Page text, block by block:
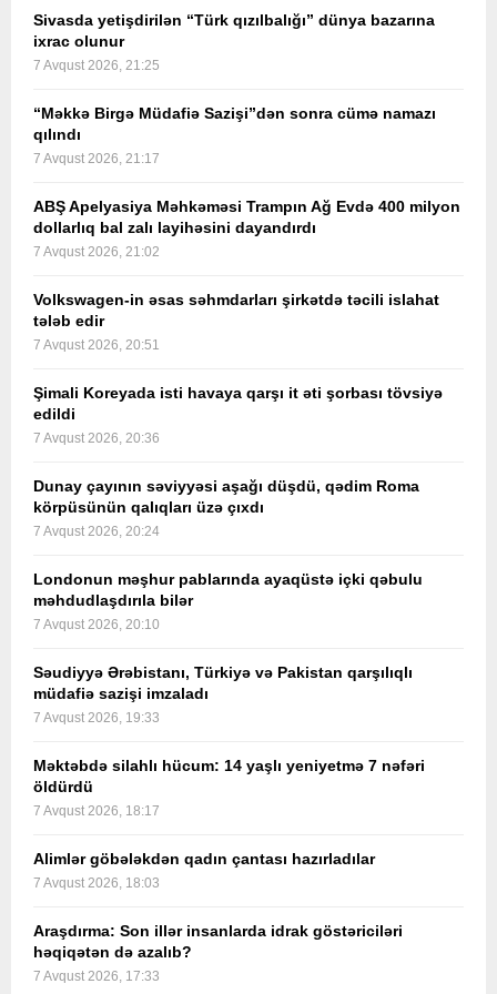
Sivasda yetişdirilən “Türk qızılbalığı” dünya bazarına
ixrac olunur
7 Avqust 2026, 21:25
“Məkkə Birgə Müdafiə Sazişi”dən sonra cümə namazı
qılındı
7 Avqust 2026, 21:17
ABŞ Apelyasiya Məhkəməsi Trampın Ağ Evdə 400 milyon
dollarlıq bal zalı layihəsini dayandırdı
7 Avqust 2026, 21:02
Volkswagen-in əsas səhmdarları şirkətdə təcili islahat
tələb edir
7 Avqust 2026, 20:51
Şimali Koreyada isti havaya qarşı it əti şorbası tövsiyə
edildi
7 Avqust 2026, 20:36
Dunay çayının səviyyəsi aşağı düşdü, qədim Roma
körpüsünün qalıqları üzə çıxdı
7 Avqust 2026, 20:24
Londonun məşhur pablarında ayaqüstə içki qəbulu
məhdudlaşdırıla bilər
7 Avqust 2026, 20:10
Səudiyyə Ərəbistanı, Türkiyə və Pakistan qarşılıqlı
müdafiə sazişi imzaladı
7 Avqust 2026, 19:33
Məktəbdə silahlı hücum: 14 yaşlı yeniyetmə 7 nəfəri
öldürdü
7 Avqust 2026, 18:17
Alimlər göbələkdən qadın çantası hazırladılar
7 Avqust 2026, 18:03
Araşdırma: Son illər insanlarda idrak göstəriciləri
həqiqətən də azalıb?
7 Avqust 2026, 17:33